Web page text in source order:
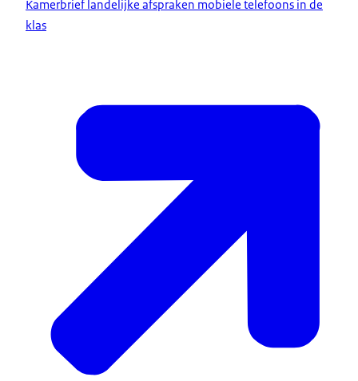
Kamerbrief landelijke afspraken mobiele telefoons in de
klas